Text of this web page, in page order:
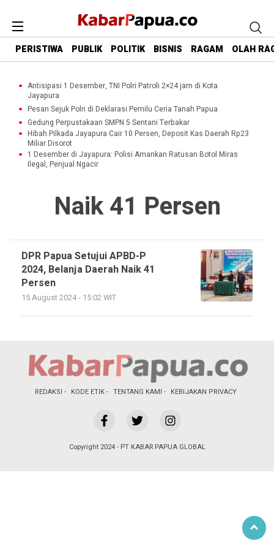
PERISTIWA PUBLIK POLITIK BISNIS RAGAM OLAH
Antisipasi 1 Desember, TNI Polri Patroli 2×24 jam di Kota
Jayapura
Pesan Sejuk Polri di Deklarasi Pemilu Ceria Tanah Papua
Gedung Perpustakaan SMPN 5 Sentani Terbakar
Hibah Pilkada Jayapura Cair 10 Persen, Deposit Kas Daerah Rp23
Miliar Disorot
1 Desember di Jayapura: Polisi Amankan Ratusan Botol Miras
Ilegal, Penjual Ngacir
Naik 41 Persen
DPR Papua Setujui APBD-P
2024, Belanja Daerah Naik 41
Persen
15 August 2024 - 15:02 WIT
REDAKSI KODE ETIK TENTANG KAMI KEBIJAKAN PRIVACY
Copyright 2024 - PT KABAR PAPUA GLOBAL